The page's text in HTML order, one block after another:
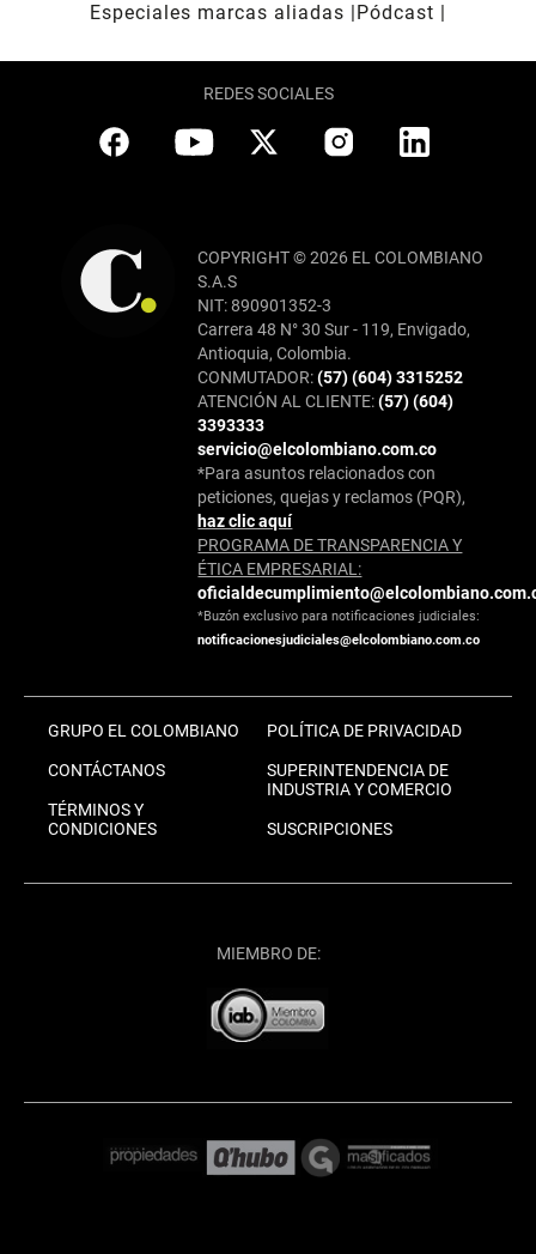
Especiales marcas aliadas
Pódcast
REDES SOCIALES
COPYRIGHT © 2026 EL COLOMBIANO
S.A.S
NIT: 890901352-3
Carrera 48 N° 30 Sur - 119, Envigado,
Antioquia, Colombia.
CONMUTADOR:(57) (604) 3315252
ATENCIÓN AL CLIENTE:(57) (604)
3393333
servicio@elcolombiano.com.co
*Para asuntos relacionados con
peticiones, quejas y reclamos (PQR),
haz clic aquí
PROGRAMA DE TRANSPARENCIA Y
ÉTICA EMPRESARIAL:
*Buzón exclusivo para notificaciones judiciales:
notificacionesjudiciales@elcolombiano.com.co
GRUPO EL COLOMBIANO
CONTÁCTANOS
TÉRMINOS Y
CONDICIONES
POLÍTICA DE PRIVACIDAD
SUPERINTENDENCIA DE
INDUSTRIA Y COMERCIO
SUSCRIPCIONES
MIEMBRO DE: